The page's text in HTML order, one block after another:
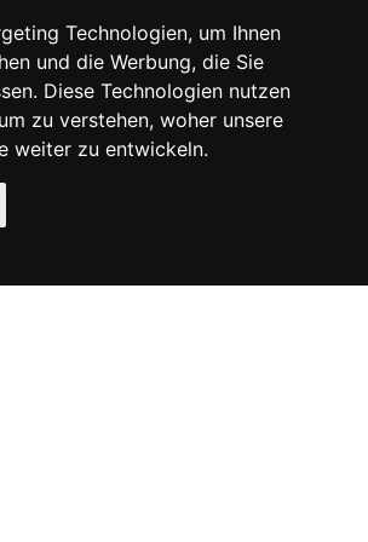
Technologien, um Ihnen
und die Werbung, die Sie
Diese Technologien nutzen
zu verstehen, woher unsere
weiter zu entwickeln.